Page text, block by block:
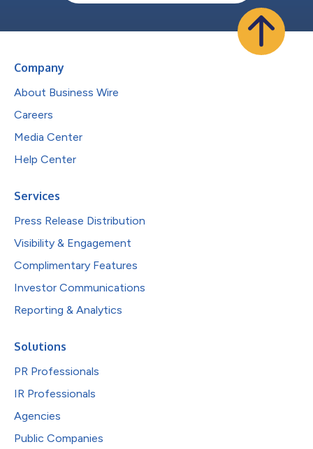
Company
About Business Wire
Careers
Media Center
Help Center
Services
Press Release Distribution
Visibility & Engagement
Complimentary Features
Investor Communications
Reporting & Analytics
Solutions
PR Professionals
IR Professionals
Agencies
Public Companies